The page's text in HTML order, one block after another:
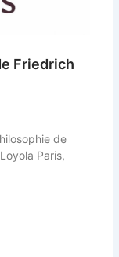
Friedrich
de
Paris,